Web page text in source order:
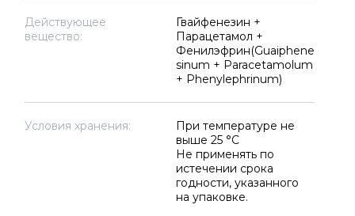
Действующее
вещество:
Гвайфенезин +
Парацетамол +
Фенилэфрин(Guaiphene
sinum + Paracetamolum
+ Phenylephrinum)
Условия хранения:
При температуре не
выше 25 °C
Не применять по
истечении срока
годности, указанного
на упаковке.